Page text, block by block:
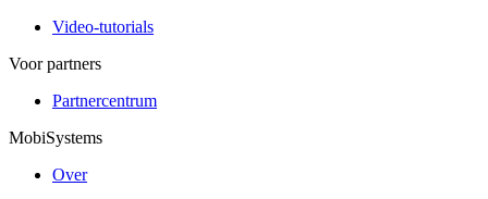
Video-tutorials
Voor partners
Partnercentrum
MobiSystems
Over